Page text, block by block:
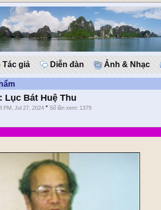
Tác giả Diễn đàn Ảnh & Nhạc
Lục Bát Huệ Thu
PM, Jul 27, 2024 *Số lần xem: 1379